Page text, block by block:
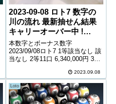
2023-09-08 ロト7 数字の
川の流れ 最新抽せん結果
キャリーオーバー中 !
788,274,925円
本数字とボーナス数字
2023/09/08ロト7 1等該当なし 該
当なし 2等11口 6,340,000円 3等
9,300円 5等95,689口 1,400円 6
等169,636口 1,000円...
2023.09.08
Loto